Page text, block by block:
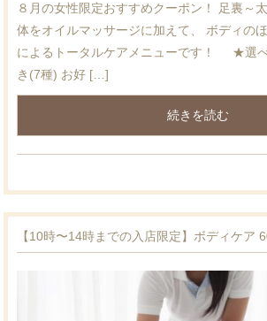
８月の女性限定おすすめクーポン！ 足裏～
体をオイルマッサージに加えて、 ボディの
によるトータルケアメニューです！ ★選
き(7種) お好 […]
続きを読む
【10時〜14時までの入店限定】ボディケ